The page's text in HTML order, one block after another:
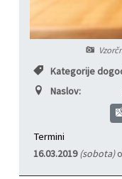
Kategorije
Naslov:
Termini
16.03.2019(sobota)
Informacije javnega
Javni razpisi, natečaji,
Projekti in investicije
Občinski časopis